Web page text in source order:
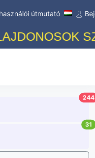
útmutató
244
31